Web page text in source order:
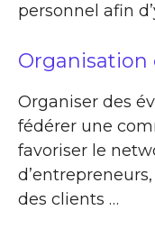
personnel afin
Organisation
Organiser des
fédérer une
favoriser le
des clients …